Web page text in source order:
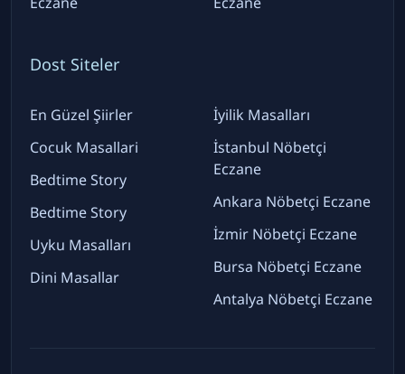
Dost Siteler
En Güzel Şiirler
Cocuk Masallari
Bedtime Story
Bedtime Story
Uyku Masalları
Dini Masallar
İyilik Masalları
İstanbul Nöbetçi
Eczane
Ankara Nöbetçi Eczane
İzmir Nöbetçi Eczane
Bursa Nöbetçi Eczane
Antalya Nöbetçi Eczane